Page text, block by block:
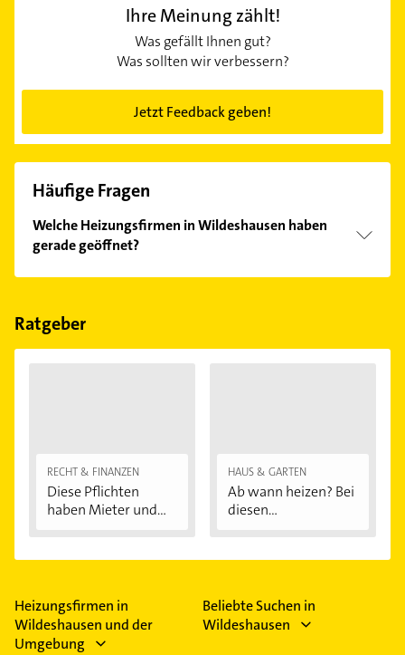
Ihre Meinung zählt!
Was gefällt Ihnen gut?
Was sollten wir verbessern?
Jetzt Feedback geben!
Häufige Fragen
Welche Heizungsfirmen in Wildeshausen haben
gerade geöffnet?
Im Anbieter-Bereich finden Sie alleÖffnungszeiten.
Feiertagen abweichen können.
Ratgeber
RECHT & FINANZEN
Diese Pflichten
haben Mieter und...
HAUS & GARTEN
Ab wann heizen? Bei
diesen
Heizungsfirmen in
Wildeshausen und der
Umgebung
Beliebte Suchen in
Wildeshausen